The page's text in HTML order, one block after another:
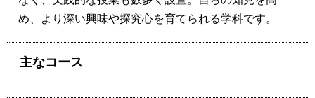
め、より深い興味や探究心を育てられる学科です。
主なコース